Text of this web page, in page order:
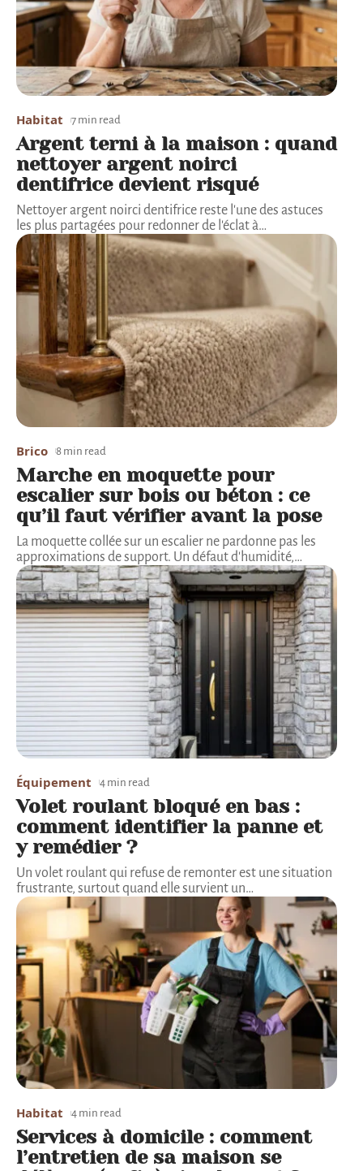
Habitat 7 min read
Argent terni à la maison : quand
nettoyer argent noirci
dentifrice devient risqué
Nettoyer argent noirci dentifrice reste l'une des astuces
les plus partagées pour redonner de l'éclat à…
Brico 8 min read
Marche en moquette pour
escalier sur bois ou béton : ce
qu’il faut vérifier avant la pose
La moquette collée sur un escalier ne pardonne pas les
approximations de support. Un défaut d'humidité,…
Équipement 4 min read
Volet roulant bloqué en bas :
comment identifier la panne et
y remédier ?
Un volet roulant qui refuse de remonter est une situation
frustrante, surtout quand elle survient un…
Habitat 4 min read
Services à domicile : comment
l’entretien de sa maison se